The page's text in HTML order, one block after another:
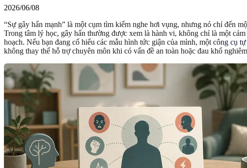
2026/06/08
“Sự gây hấn mạnh” là một cụm tìm kiếm nghe hơi vụng, nhưng nó chỉ đến
Trong tâm lý học, gây hấn thường được xem là hành vi, không chỉ là một
hoạch. Nếu bạn đang cố hiểu các mẫu hình tức giận của mình, một công cụ
không thay thế hỗ trợ chuyên môn khi có vấn đề an toàn hoặc đau khổ